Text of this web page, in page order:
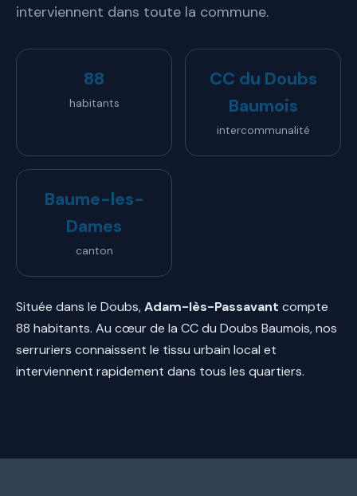
interviennent dans toute la commune.
88
habitants
CC du Doubs
Baumois
intercommunalité
Baume-les-
Dames
canton
Située dans le Doubs,Adam-lès-Passavant compte
88 habitants. Au cœur de la CC du Doubs Baumois, nos
serruriers connaissent le tissu urbain local et
interviennent rapidement dans tous les quartiers.